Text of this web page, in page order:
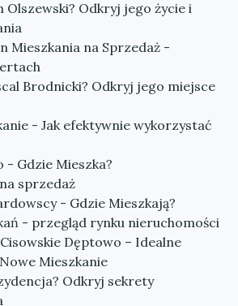
Olszewski? Odkryj jego życie i
Mieszkania na Sprzedaż -
Brodnicki? Odkryj jego miejsce
- Jak efektywnie wykorzystać
- Gdzie Mieszka?
sprzedaż
- Gdzie Mieszkają?
- przegląd rynku nieruchomości
Dęptowo – Idealne
Mieszkanie
Odkryj sekrety